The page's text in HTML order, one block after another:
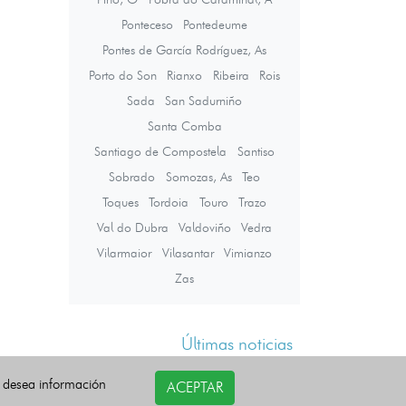
Ponteceso
Pontedeume
Pontes de García Rodríguez, As
Porto do Son
Rianxo Ribeira
Rois
Sada
San Sadurniño
Santa Comba
Santiago de Compostela
Santiso
Sobrado
Somozas, As
Teo
Toques
Tordoia Touro
Trazo
Val do Dubra
Valdoviño
Vedra
Vilarmaior
Vilasantar
Vimianzo
Zas
Últimas noticias
información
ACEPTAR